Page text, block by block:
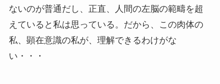
ないのが普通だし、正直、人間の左脳の範疇を超
えていると私は思っている。だから、この肉体の
私、顕在意識の私が、理解できるわけがな
い・・・